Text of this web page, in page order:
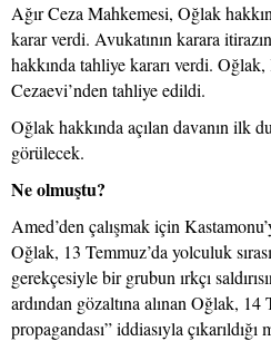
Ağır Ceza Mahkemesi, Oğlak
karar verdi. Avukatının karara
hakkında tahliye kararı verdi.
Cezaevi’nden tahliye edildi.
Oğlak hakkında açılan davanın ilk
görülecek.
Ne olmuştu?
Amed’den çalışmak için
Oğlak, 13 Temmuz’da yolculuk
gerekçesiyle bir grubun ırkçı
ardından gözaltına alınan Oğlak, 14
propagandası” iddiasıyla